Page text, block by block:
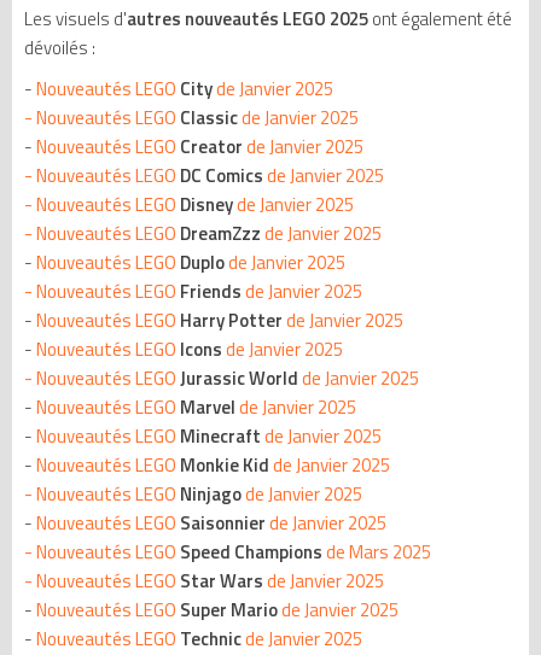
Les visuels d'autres nouveautés LEGO 2025ont également été
dévoilés :
-Nouveautés LEGO Cityde Janvier 2025
-Nouveautés LEGO Classicde Janvier 2025
-Nouveautés LEGO Creatorde Janvier 2025
-Nouveautés LEGO DC Comicsde Janvier 2025
- Nouveautés LEGO Disneyde Janvier 2025
- Nouveautés LEGO DreamZzzde Janvier 2025
-Nouveautés LEGO Duplode Janvier 2025
-Nouveautés LEGO Friendsde Janvier 2025
-Nouveautés LEGO Harry Potterde Janvier 2025
-Nouveautés LEGO Iconsde Janvier 2025
-Nouveautés LEGOJurassic Worldde Janvier 2025
-Nouveautés LEGO Marvelde Janvier 2025
-Nouveautés LEGO Minecraftde Janvier 2025
-Nouveautés LEGO Monkie Kidde Janvier 2025
-Nouveautés LEGO Ninjagode Janvier 2025
-Nouveautés LEGO Saisonnierde Janvier 2025
- Nouveautés LEGO Speed Championsde Mars 2025
- Nouveautés LEGO Star Warsde Janvier 2025
-Nouveautés LEGO Super Mariode Janvier 2025
-Nouveautés LEGO Technicde Janvier 2025